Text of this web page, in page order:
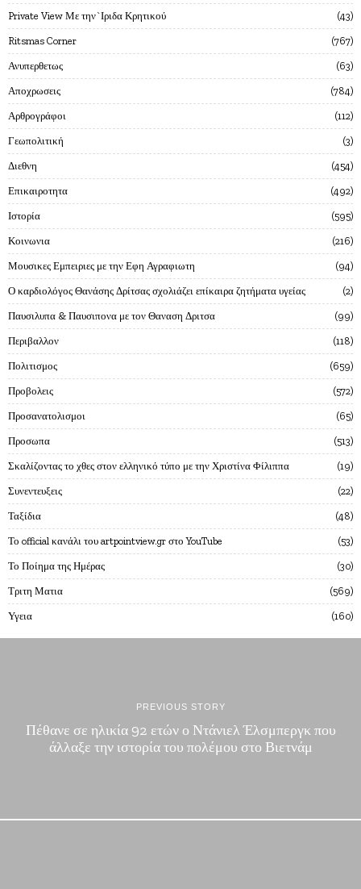
Private View Με την`Ιριδα Κρητικού 43
Ritsmas Corner 767
Ανυπερθετως 63
Αποχρωσεις 784
Αρθρογράφοι 112
Γεωπολιτική 3
Διεθνη 454
Επικαιροτητα 492
Ιστορία 595
Κοινωνια 216
Μουσικες Εμπειριες με την Εφη Αγραφιωτη 94
Ο καρδιολόγος Θανάσης Δρίτσας σχολιάζει επίκαιρα ζητήματα υγείας 2
Παυσιλυπα & Παυσιπονα με τον Θαναση Δριτσα 99
Περιβαλλον 118
Πολιτισμος 659
Προβολεις 572
Προσανατολισμοι 65
Προσωπα 513
Σκαλίζοντας το χθες στον ελληνικό τύπο με την Χριστίνα Φίλιππα 19
Συνεντευξεις 22
Ταξίδια 48
Το official κανάλι του artpointview.gr στο YouTube 53
Το Ποίημα της Ημέρας 30
Τριτη Ματια 569
Υγεια 160
PREVIOUS STORY
Πέθανε σε ηλικία 92 ετών ο Ντάνιελ Έλσμπεργκ που
άλλαξε την ιστορία του πολέμου στο Βιετνάμ